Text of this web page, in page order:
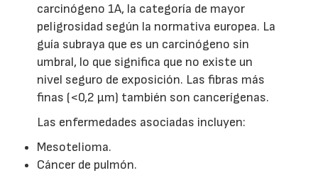
carcinógeno 1A, la categoría de mayor
peligrosidad según la normativa europea. La
guía subraya que es un carcinógeno sin
umbral, lo que significa que no existe un
nivel seguro de exposición. Las fibras más
finas (<0,2 μm) también son cancerígenas.
Las enfermedades asociadas incluyen:
Mesotelioma.
Cáncer de pulmón.